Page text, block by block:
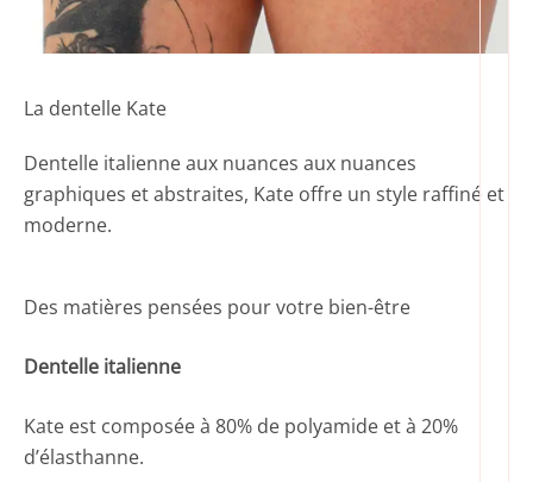
La dentelle Kate
Dentelle italienne aux nuances aux nuances
graphiques et abstraites, Kate offre un style raffiné et
moderne.
Des matières pensées pour votre bien-être
Dentelle italienne
Kate est composée à 80% de polyamide et à 20%
d’élasthanne.